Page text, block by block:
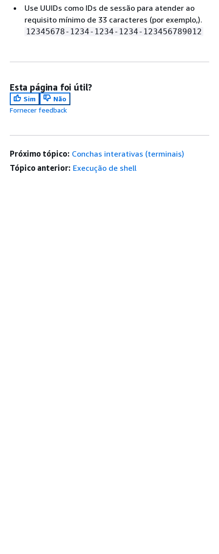
Use UUIDs como IDs de sessão para atender ao
requisito mínimo de 33 caracteres (por exemplo,).
12345678-1234-1234-1234-123456789012
Esta página foi útil?
Sim
Não
Fornecer feedback
Próximo tópico: Conchas interativas (terminais)
Tópico anterior: Execução de shell